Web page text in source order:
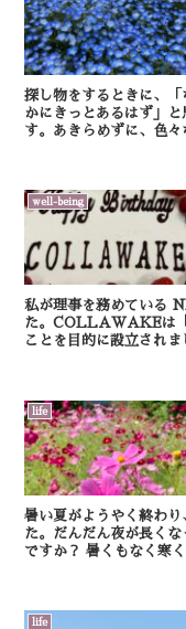
探し物をするときに、
かにきっとあるはず」
す。あきらめずに、色々なと
well-being
私が理事を務めている NPO法人COLLAWAKE のHPができまし
た。COLLAWAKEは「
ことを目的に設立されました。 「プロボノ」とは、仕
life
暑い夏がようやく終わ
た。だんだん夜が長く
ですか？ 暑くもなく寒くもなく快適な夜。やりたいことが色々ある
life